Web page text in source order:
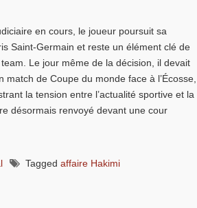
en cours, le joueur poursuit sa
Saint-Germain et reste un élément clé de
Le jour même de la décision, il devait
match de Coupe du monde face à l’Écosse,
la tension entre l’actualité sportive et la
désormais renvoyé devant une cour
Tagged affaire Hakimi